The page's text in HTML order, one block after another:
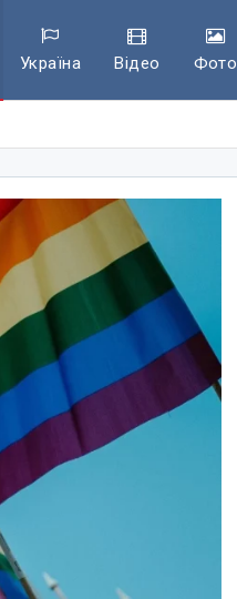
Україна Відео Фото